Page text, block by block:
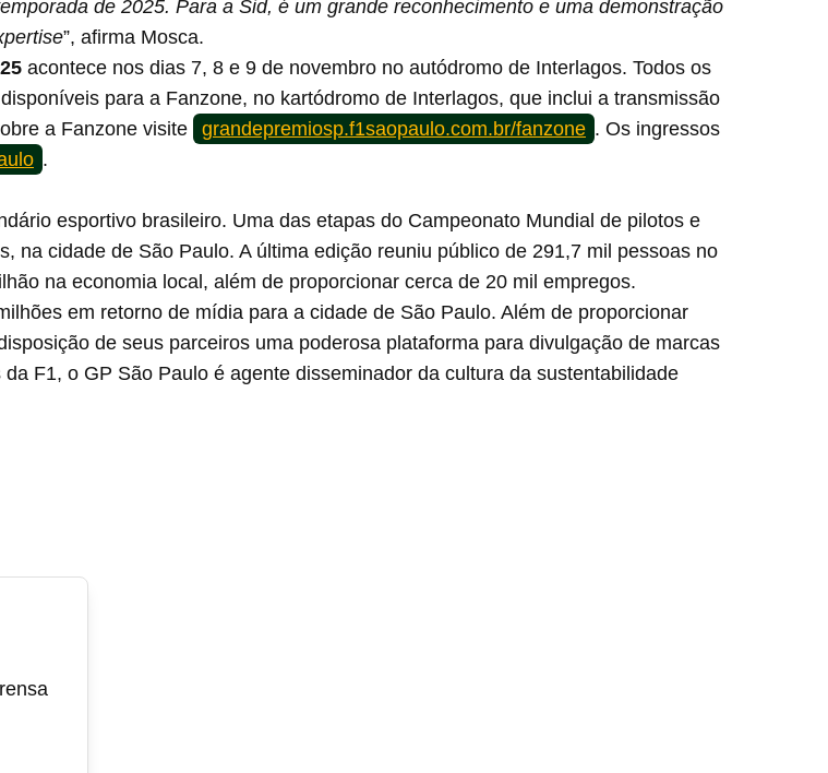
de 2025. Para a Sid, é um grande reconhecimento e uma demonstração
”, afirma Mosca.
acontece nos dias 7, 8 e 9 de novembro no autódromo de Interlagos. Todos os
para a Fanzone, no kartódromo de Interlagos, que inclui a transmissão
a Fanzone visite
grandepremiosp.f1saopaulo.com.br/fanzone . Os ingressos
.
esportivo brasileiro. Uma das etapas do Campeonato Mundial de pilotos e
na cidade de São Paulo. A última edição reuniu público de 291,7 mil pessoas no
na economia local, além de proporcionar cerca de 20 mil empregos.
em retorno de mídia para a cidade de São Paulo. Além de proporcionar
de seus parceiros uma poderosa plataforma para divulgação de marcas
F1, o GP São Paulo é agente disseminador da cultura da sustentabilidade